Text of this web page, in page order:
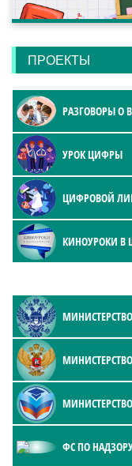
ПРОЕКТЫ
РАЗГОВОРЫ О
УРОК ЦИФРЫ
ЦИФРОВОЙ
КИНОУРОКИ В
ФС ПО